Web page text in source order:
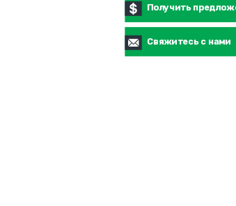
Получить
Свяжитесь с нами